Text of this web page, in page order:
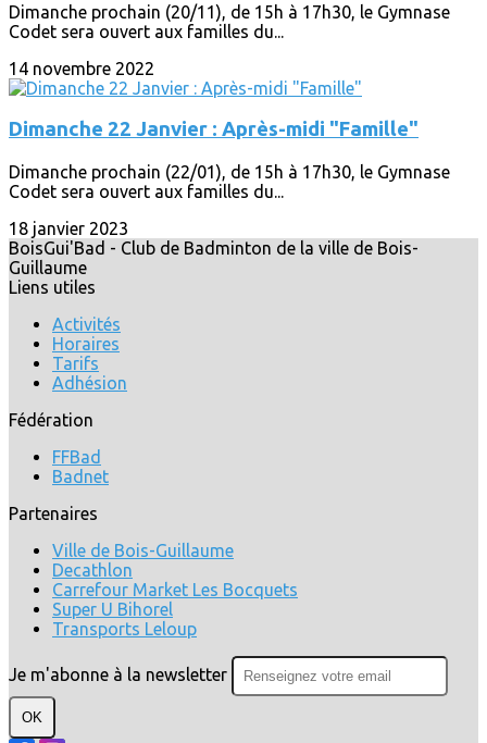
Dimanche prochain (20/11), de 15h à 17h30, le Gymnase
Codet sera ouvert aux familles du...
14 novembre 2022
Dimanche 22 Janvier : Après-midi "Famille"
Dimanche prochain (22/01), de 15h à 17h30, le Gymnase
Codet sera ouvert aux familles du...
18 janvier 2023
BoisGui'Bad - Club de Badminton de la ville de Bois-
Guillaume
Liens utiles
Activités
Horaires
Tarifs
Adhésion
Fédération
FFBad
Badnet
Partenaires
Ville de Bois-Guillaume
Decathlon
Carrefour Market Les Bocquets
Super U Bihorel
Transports Leloup
Je m'abonne à la newsletter
OK